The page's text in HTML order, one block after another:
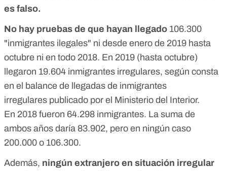
es falso.
No hay pruebas de que hayan llegado 106.300
"inmigrantes ilegales" ni desde enero de 2019 hasta
octubre ni en todo 2018. En 2019 (hasta octubre)
llegaron 19.604 inmigrantes irregulares, según consta
en el balance de llegadas de inmigrantes
irregulares publicado por el Ministerio del Interior.
En 2018 fueron 64.298 inmigrantes. La suma de
ambos años daría 83.902, pero en ningún caso
200.000 o 106.300.
Además, ningún extranjero en situación irregular